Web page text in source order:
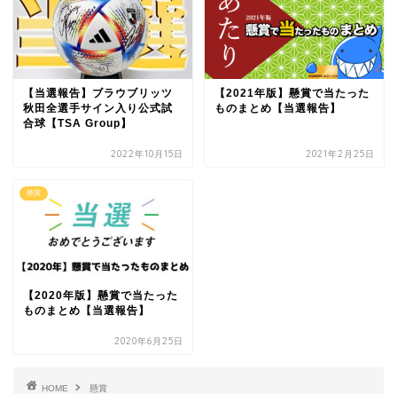
【当選報告】ブラウブリッツ
秋田全選手サイン入り公式試
合球【TSA Group】
2022年10月15日
【2021年版】懸賞で当たった
ものまとめ【当選報告】
2021年2月25日
懸賞
【2020年版】懸賞で当たった
ものまとめ【当選報告】
2020年6月25日
HOME 懸賞